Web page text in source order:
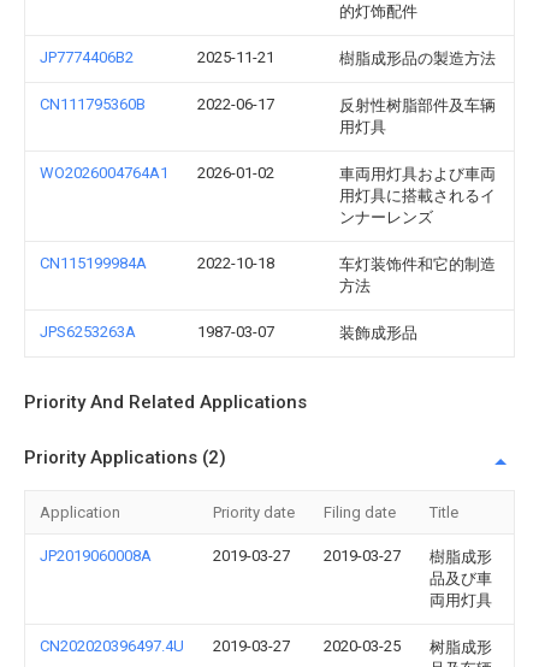
的灯饰配件
JP7774406B2 2025-11-21 樹脂成形品の製造方法
CN111795360B 2022-06-17
反射性树脂部件及车辆
用灯具
WO2026004764A1 2026-01-02
車両用灯具および車両
用灯具に搭載されるイ
ンナーレンズ
CN115199984A 2022-10-18
车灯装饰件和它的制造
方法
JPS6253263A 1987-03-07 装飾成形品
Priority And Related Applications
Priority Applications (2)
Application Priority date Filing date Title
JP2019060008A 2019-03-27 2019-03-27
樹脂成形
品及び車
両用灯具
CN202020396497.4U 2019-03-27 2020-03-25
树脂成形